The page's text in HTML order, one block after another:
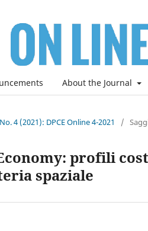
About the Journal
4 (2021): DPCE Online 4-2021 /
profili
spaziale